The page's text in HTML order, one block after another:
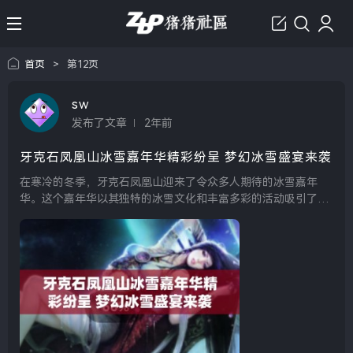
首页 > 第12页
sw
发布了文章 2年前
牙克石凤凰山冰雪嘉年华精彩纷呈 梦幻冰雪盛宴来袭
在寒冷的冬季，牙克石凤凰山迎来了令众多人期待的冰雪嘉年
华。这个嘉年华以其独特的冰雪文化和丰富多彩的活动吸引了来
合，打造出了一场梦幻般的冰雪盛宴，为每一位参与者带来了无
与伦...